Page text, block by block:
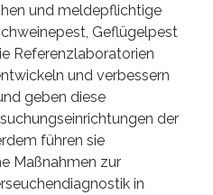
und meldepflichtige
Geflügelpest
Referenzlaboratorien
und verbessern
geben diese
der
führen sie
Maßnahmen zur
in